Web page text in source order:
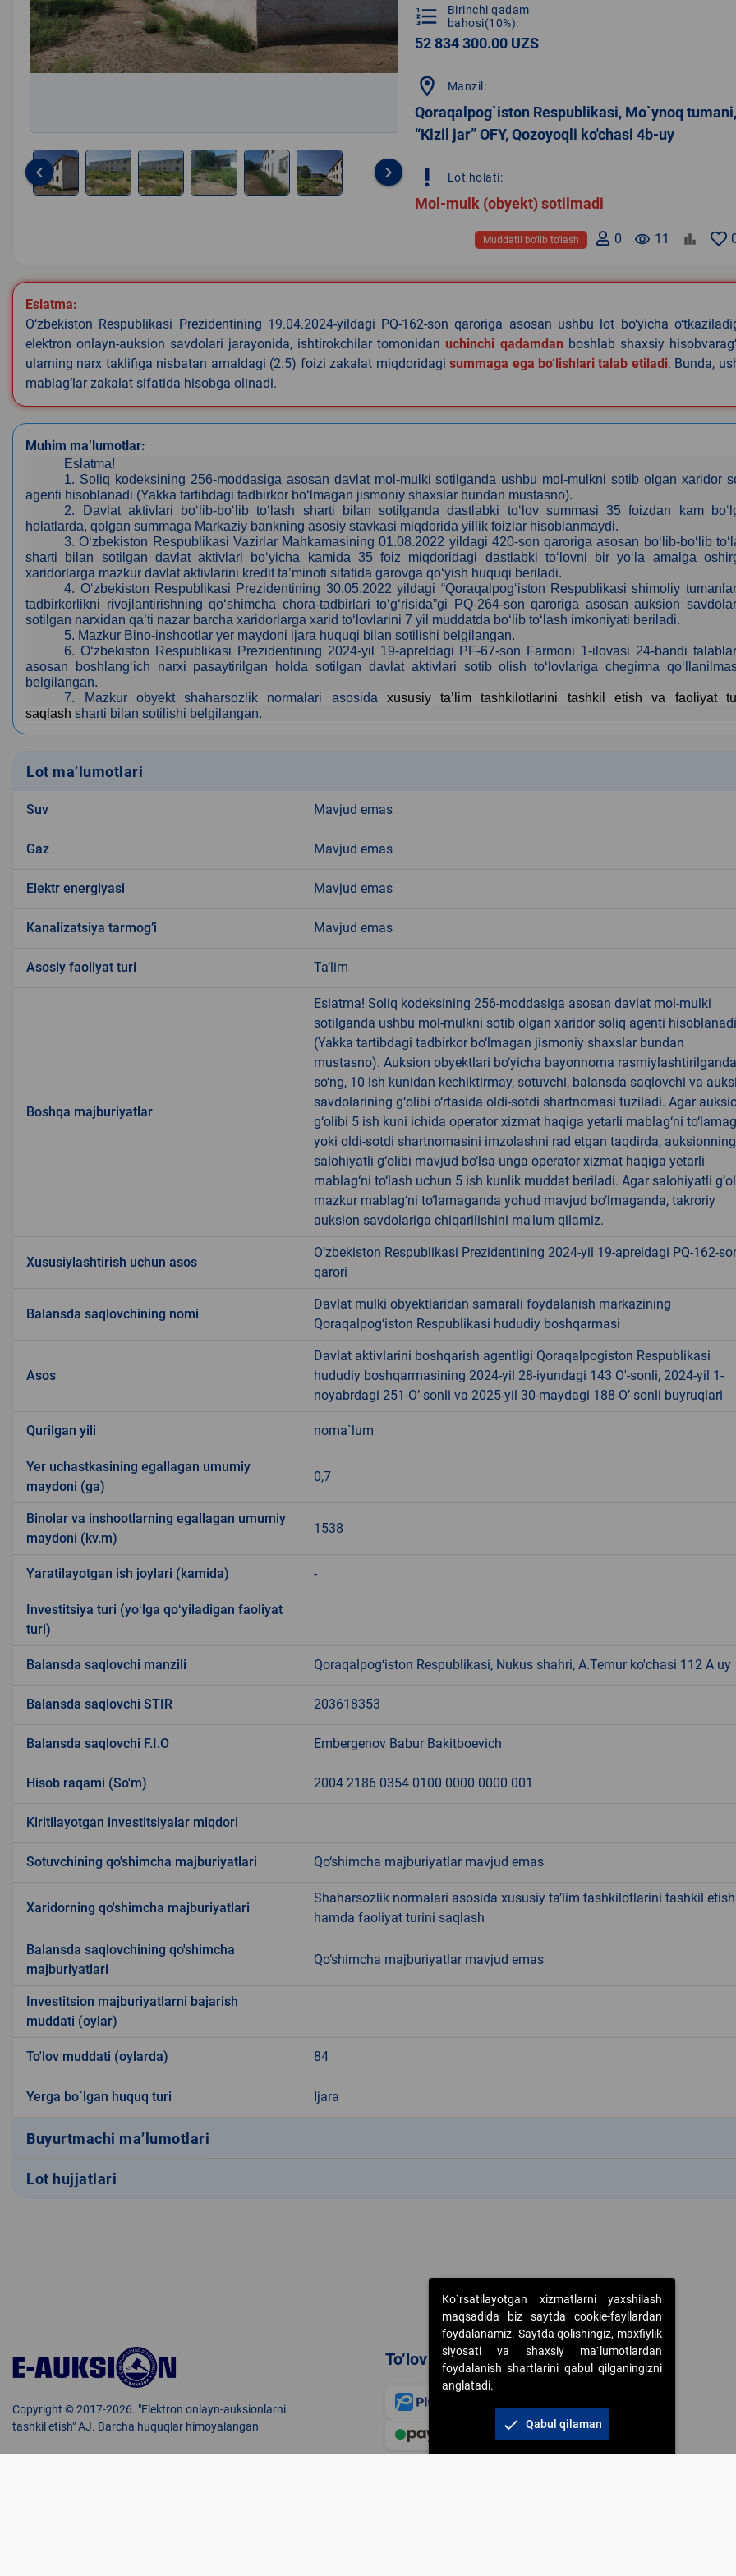
keyboard_arrow_left keyboard_arrow_right
format_list_numbered
Birinchi qadam
bahosi(10%):
52 834 300.00 UZS
location_on Manzil:
Qoraqalpog`iston Respublikasi, Mo`ynoq tumani,
“Kizil jar” OFY, Qozoyoqli ko'chasi 4b-uy
priority_high Lot holati:
Mol-mulk (obyekt) sotilmadi
remove_red_eye 11
0
Muddatli bo‘lib to‘lash
Eslatma:
O‘zbekiston Respublikasi Prezidentining 19.04.2024-yildagi PQ-162-son qaroriga asosan ushbu lot bo‘yicha
elektron onlayn-auksion savdolari jarayonida, ishtirokchilar tomonidanuchinchi qadamdan boshlab shaxsiy
ularning narx taklifiga nisbatan amaldagi (2.5) foizi zakalat miqdoridagisummaga ega bo‘lishlari talab etiladi. Bunda,
mablag‘lar zakalat sifatida hisobga olinadi.
Muhim ma’lumotlar:
Eslatma!
1. Soliq kodeksining 256-moddasiga asosan davlat mol-mulki sotilganda ushbu mol-mulkni sotib olgan xaridor
agenti hisoblanadi (Yakka tartibdagi tadbirkor bo‘lmagan jismoniy shaxslar bundan mustasno).
2.
Davlat aktivlari bo‘lib-bo‘lib to‘lash sharti bilan sotilganda dastlabki to‘lov summasi 35 foizdan kam
holatlarda, qolgan summaga Markaziy bankning asosiy stavkasi miqdorida yillik foizlar hisoblanmaydi.
3. O‘zbekiston Respublikasi Vazirlar Mahkamasining 01.08.2022 yildagi 420-son qaroriga asosan bo‘lib-bo‘lib
sharti bilan sotilgan davlat aktivlari bo‘yicha kamida 35 foiz miqdoridagi dastlabki to‘lovni bir yo‘la amalga
xaridorlarga mazkur davlat aktivlarini kredit ta’minoti sifatida garovga qo‘yish huquqi beriladi.
4. O‘zbekiston Respublikasi Prezidentining 30.05.2022 yildagi “Qoraqalpog‘iston Respublikasi shimoliy
tadbirkorlikni rivojlantirishning qo‘shimcha chora-tadbirlari to‘g‘risida”gi PQ-264-son qaroriga asosan auksion
sotilgan narxidan qa’ti nazar barcha xaridorlarga xarid to‘lovlarini 7 yil muddatda bo‘lib to‘lash imkoniyati beriladi.
5. Mazkur Bino-inshootlar yer maydoni ijara huquqi bilan sotilishi belgilangan.
6.O‘zbekiston Respublikasi Prezidentining 2024-yil 19-apreldagi PF-67-son Farmoni 1-ilovasi 24-bandi
asosan boshlang‘ich narxi pasaytirilgan holda sotilgan davlat aktivlari sotib olish to‘lovlariga chegirma
belgilangan.
7. Mazkur obyektshaharsozlik normalari asosida xususiy ta’lim tashkilotlarini tashkil etish va faoliyat
saqlash sharti bilan sotilishi belgilangan.
Lot ma’lumotlari
Suv Mavjud emas
Gaz Mavjud emas
Elektr energiyasi Mavjud emas
Kanalizatsiya tarmogʼi Mavjud emas
Аsosiy faoliyat turi Ta’lim
Boshqa majburiyatlar
Eslatma! Soliq kodeksining 256-moddasiga asosan davlat mol-mulki
sotilganda ushbu mol-mulkni sotib olgan xaridor soliq agenti hisoblanadi
(Yakka tartibdagi tadbirkor bo‘lmagan jismoniy shaxslar bundan
mustasno). Auksion obyektlari bo‘yicha bayonnoma
so‘ng, 10 ish kunidan kechiktirmay, sotuvchi, balansda saqlovchi va
savdolarining g‘olibi o‘rtasida oldi-sotdi shartnomasi tuziladi. Agar
g‘olibi 5 ish kuni ichida operator xizmat haqiga yetarli mablag‘ni
yoki oldi-sotdi shartnomasini imzolashni rad etgan taqdirda, auksionning
salohiyatli g‘olibi mavjud bo‘lsa unga operator xizmat haqiga yetarli
mablag‘ni to‘lash uchun 5 ish kunlik muddat beriladi. Agar salohiyatli
mazkur mablag‘ni to‘lamaganda yohud mavjud bo‘lmaganda, takroriy
auksion savdolariga chiqarilishini ma'lum qilamiz.
Xususiylashtirish uchun asos
O‘zbekiston Respublikasi Prezidentining 2024-yil 19-apreldagi PQ-162-
qarori
Balansda saqlovchining nomi
Davlat mulki obyektlaridan samarali foydalanish markazining
Qoraqalpog‘iston Respublikasi hududiy boshqarmasi
Asos
Davlat aktivlarini boshqarish agentligi Qoraqalpogiston Respublikasi
hududiy boshqarmasining 2024-yil 28-iyundagi 143 O'-sonli, 2024-yil 1-
noyabrdagi 251-O’-sonli va 2025-yil 30-maydagi 188-O’-sonli buyruqlari
Qurilgan yili noma`lum
Yer uchastkasining egallagan umumiy
maydoni (ga)
0,7
Binolar va inshootlarning egallagan umumiy
maydoni (kv.m)
1538
Yaratilayotgan ish joylari (kamida) -
Investitsiya turi (yoʻlga qoʻyiladigan faoliyat
turi)
Balansda saqlovchi manzili Qoraqalpog‘iston Respublikasi, Nukus shahri, A.Temur ko'chasi 112 A uy
Balansda saqlovchi STIR 203618353
Balansda saqlovchi F.I.O Embergenov Babur Bakitboevich
Hisob raqami (So'm) 2004 2186 0354 0100 0000 0000 001
Kiritilayotgan investitsiyalar miqdori
Sotuvchining qo'shimcha majburiyatlari Qo‘shimcha majburiyatlar mavjud emas
Xaridorning qo'shimcha majburiyatlari
Shaharsozlik normalari asosida xususiy ta’lim tashkilotlarini tashkil etish
hamda faoliyat turini saqlash
Balansda saqlovchining qo'shimcha
majburiyatlari
Qo‘shimcha majburiyatlar mavjud emas
Investitsion majburiyatlarni bajarish
muddati (oylar)
To'lov muddati (oylarda) 84
Yerga bo`lgan huquq turi Ijara
Buyurtmachi ma’lumotlari
Lot hujjatlari
Copyright © 2017-2026. "Elektron onlayn-auksionlarni
tashkil etish" AJ. Barcha huquqlar himoyalangan
To‘lov usullari
Ko`rsatilayotgan xizmatlarni yaxshilash
maqsadida biz saytda cookie-fayllardan
foydalanamiz. Saytda qolishingiz, maxfiylik
siyosati va shaxsiy ma`lumotlardan
foydalanish shartlarini qabul qilganingizni
anglatadi.
check Qabul qilaman